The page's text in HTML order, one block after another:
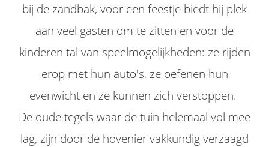
bij de zandbak, voor een feestje biedt hij plek
aan veel gasten om te zitten en voor de
kinderen tal van speelmogelijkheden: ze rijden
erop met hun auto's, ze oefenen hun
evenwicht en ze kunnen zich verstoppen.
De oude tegels waar de tuin helemaal vol mee
lag, zijn door de hovenier vakkundig verzaagd